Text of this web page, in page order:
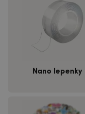
Nano lepenky